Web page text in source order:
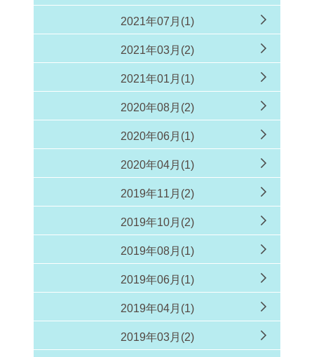
2021年07月(1)
2021年03月(2)
2021年01月(1)
2020年08月(2)
2020年06月(1)
2020年04月(1)
2019年11月(2)
2019年10月(2)
2019年08月(1)
2019年06月(1)
2019年04月(1)
2019年03月(2)